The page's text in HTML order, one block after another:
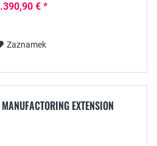
€ *
Zaznamek
EXTENSION